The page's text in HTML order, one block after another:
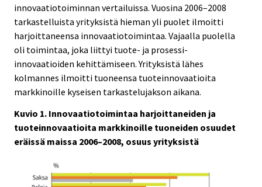
innovaatiotoiminnan vertailuissa. Vuosina 2006–2008
tarkastelluista yrityksistä hieman yli puolet ilmoitti
harjoittaneensa innovaatiotoimintaa. Vajaalla puolella
oli toimintaa, joka liittyi tuote- ja prosessi-
innovaatioiden kehittämiseen. Yrityksistä lähes
kolmannes ilmoitti tuoneensa tuoteinnovaatioita
markkinoille kyseisen tarkastelujakson aikana.
Kuvio 1. Innovaatiotoimintaa harjoittaneiden ja
tuoteinnovaatioita markkinoille tuoneiden osuudet
eräissä maissa 2006–2008, osuus yrityksistä